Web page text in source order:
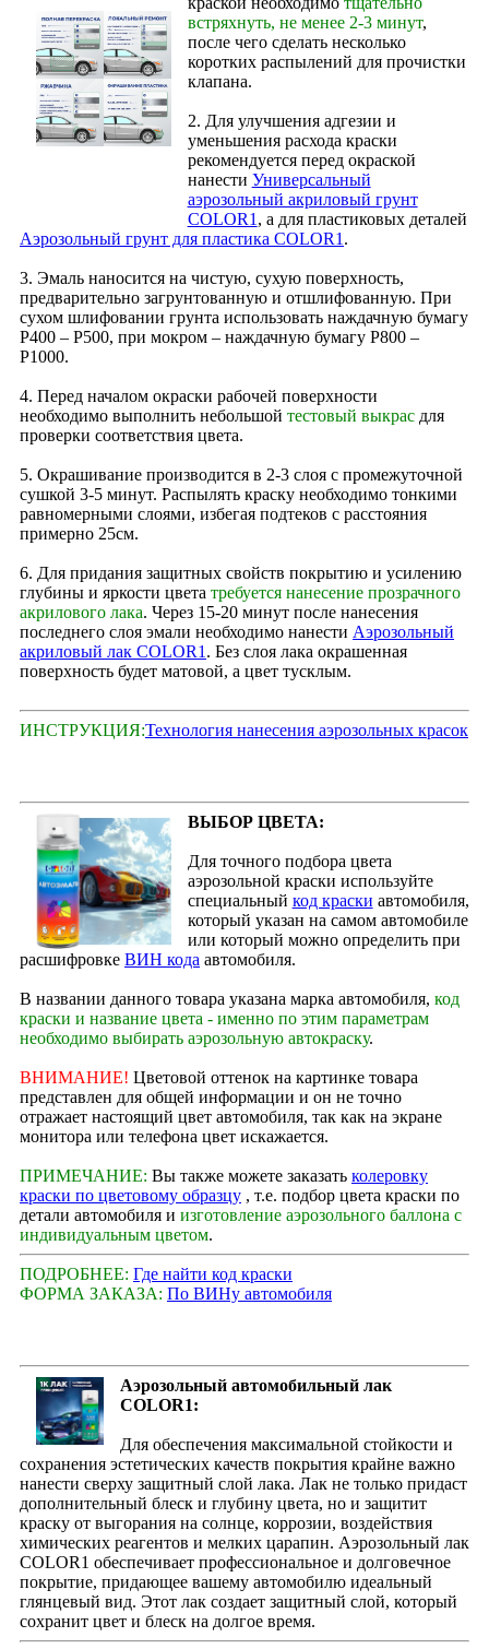
встряхнуть, не менее 2-3 минут,
после чего сделать несколько
коротких распылений для прочистки
клапана.
2. Для улучшения адгезии и
уменьшения расхода краски
рекомендуется перед окраской
нанести Универсальный
аэрозольный акриловый грунт
COLOR1 , а для пластиковых деталей
Аэрозольный грунт для пластика COLOR1 .
3. Эмаль наносится на чистую, сухую поверхность,
предварительно загрунтованную и отшлифованную. При
сухом шлифовании грунта использовать наждачную бумагу
Р400 – Р500, при мокром – наждачную бумагу Р800 –
Р1000.
4. Перед началом окраски рабочей поверхности
необходимо выполнить небольшой тестовый выкрас для
проверки соответствия цвета.
5. Окрашивание производится в 2‑3 слоя с промежуточной
сушкой 3-5 минут. Распылять краску необходимо тонкими
равномерными слоями, избегая подтеков с расстояния
примерно 25см.
6. Для придания защитных свойств покрытию и усилению
глубины и яркости цвета требуется нанесение прозрачного
акрилового лака. Через 15‑20 минут после нанесения
последнего слоя эмали необходимо нанести Аэрозольный
акриловый лак COLOR1 . Без слоя лака окрашенная
поверхность будет матовой, а цвет тусклым.
ИНСТРУКЦИЯ:Технология нанесения аэрозольных красок
ВЫБОР ЦВЕТА:
Для точного подбора цвета
аэрозольной краски используйте
специальный код краски автомобиля,
который указан на самом автомобиле
или который можно определить при
расшифровке ВИН кода автомобиля.
В названии данного товара указана марка автомобиля, код
краски и название цвета - именно по этим параметрам
необходимо выбирать аэрозольную автокраску.
ВНИМАНИЕ! Цветовой оттенок на картинке товара
представлен для общей информации и он не точно
отражает настоящий цвет автомобиля, так как на экране
монитора или телефона цвет искажается.
ПРИМЕЧАНИЕ: Вы также можете заказать колеровку
краски по цветовому образцу , т.е. подбор цвета краски по
детали автомобиля и изготовление аэрозольного баллона с
индивидуальным цветом.
ПОДРОБНЕЕ: Где найти код краски
ФОРМА ЗАКАЗА: По ВИНу автомобиля
Аэрозольный автомобильный лак
COLOR1:
Для обеспечения максимальной стойкости и
сохранения эстетических качеств покрытия крайне важно
нанести сверху защитный слой лака. Лак не только придаст
дополнительный блеск и глубину цвета, но и защитит
краску от выгорания на солнце, коррозии, воздействия
химических реагентов и мелких царапин. Аэрозольный лак
COLOR1 обеспечивает профессиональное и долговечное
покрытие, придающее вашему автомобилю идеальный
глянцевый вид. Этот лак создает защитный слой, который
сохранит цвет и блеск на долгое время.